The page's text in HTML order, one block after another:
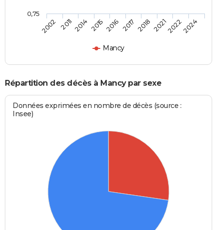
Mancy
2002 20112014 2015 2016 2017 2018 202120222024
0,75
Répartition des décès à Mancy par sexe
Données exprimées en nombre de décès (source :
Insee)